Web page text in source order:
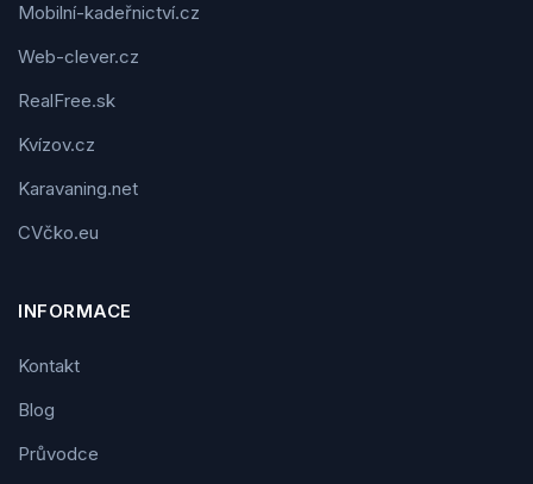
Mobilní-kadeřnictví.cz
Web-clever.cz
RealFree.sk
Kvízov.cz
Karavaning.net
CVčko.eu
INFORMACE
Kontakt
Blog
Průvodce